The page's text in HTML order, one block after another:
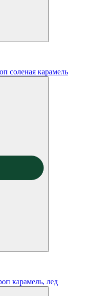
соленая карамель
карамель, лед